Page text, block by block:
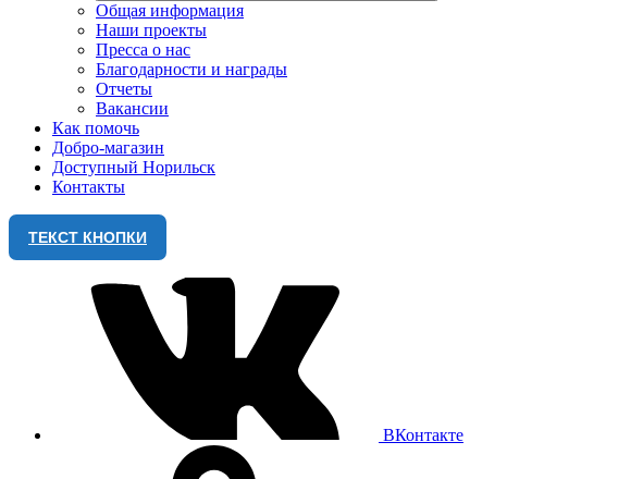
Общая информация
Наши проекты
Пресса о нас
Благодарности и награды
Отчеты
Вакансии
Как помочь
Добро-магазин
Доступный Норильск
Контакты
ТЕКСТ КНОПКИ
ВКонтакте